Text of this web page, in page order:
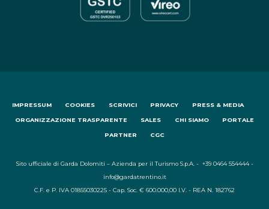
IMPRESSUM COOKIES SCRIVICI PRIVACY PRESS & MEDIA
ORGANIZZAZIONE TRASPARENTE SALES CHI SIAMO PORTALE
PARTNER CGC
Sito ufficiale di Garda Dolomiti – Azienda per il Turismo S.p.A. - +39 0464 554444 -
info@gardatrentino.it
C.F. e P. IVA 01855030225 - Cap. Soc. € 600.000,00 I.V. - REA N. 182762